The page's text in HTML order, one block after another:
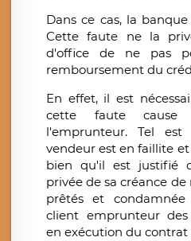
Dans ce cas, la
Cette faute ne la
d'office de ne pas
remboursement du
En effet, il est
cette faute
l'emprunteur. Tel
vendeur est en faillite
bien qu'il est justifié
privée de sa créance
prêtés et
client emprunteur des
en exécution du contrat